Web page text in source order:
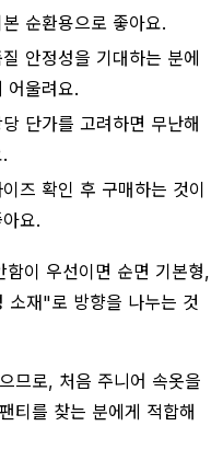
본 순환용으로 좋아요.
질 안정성을 기대하는 분에
어울려요.
당 단가를 고려하면 무난해
이즈 확인 후 구매하는 것이
요.
이 우선이면 순면 기본형,
소재"로 방향을 나누는 것
므로, 처음 주니어 속옷을
티를 찾는 분에게 적합해